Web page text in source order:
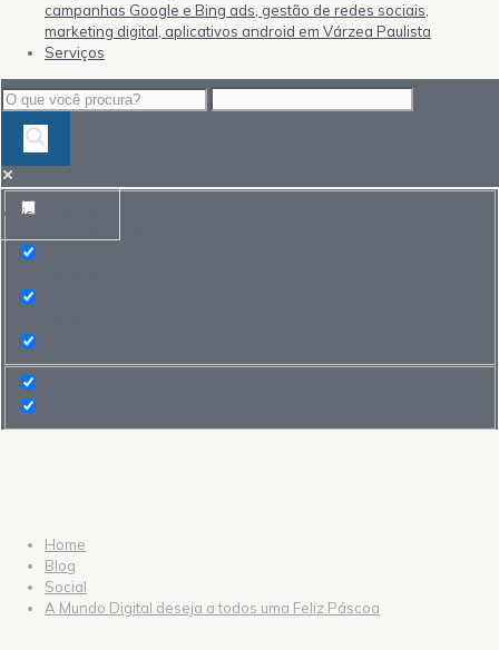
campanhas Google e Bing ads, gestão de redes sociais,
marketing digital, aplicativos android em Várzea Paulista
Serviços
Mais resultados...
Home
Blog
Social
A Mundo Digital deseja a todos uma Feliz Páscoa